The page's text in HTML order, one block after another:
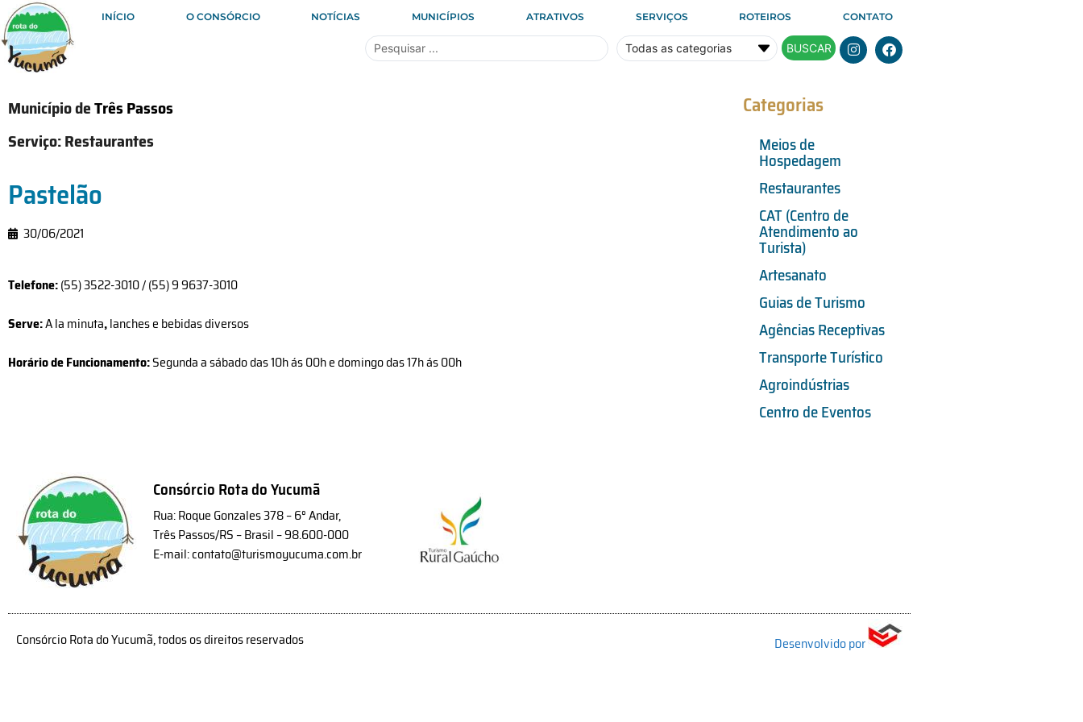
INÍCIO O CONSÓRCIO NOTÍCIAS MUNICÍPIOS ATRATIVOS SERVIÇOS ROTEIROS CONTATO
BUSCAR
Município deTrês Passos
Serviço:Restaurantes
Pastelão
30/06/2021
Telefone:(55) 3522-3010 / (55) 9 9637-3010
Serve:A la minuta,lanches e bebidas diversos
Horário de Funcionamento:Segunda a sábado das 10h ás 00h e domingo das 17h ás 00h
Categorias
Meios de
Hospedagem
Restaurantes
CAT (Centro de
Atendimento ao
Turista)
Artesanato
Guias de Turismo
Agências Receptivas
Transporte Turístico
Agroindústrias
Centro de Eventos
Consórcio Rota do Yucumã
Rua: Roque Gonzales 378 – 6° Andar,
Três Passos/RS – Brasil – 98.600-000
E-mail: contato@turismoyucuma.com.br
Consórcio Rota do Yucumã, todos os direitos reservados Desenvolvido por